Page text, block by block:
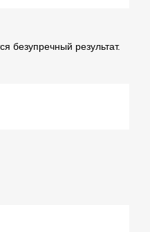
безупречный результат.